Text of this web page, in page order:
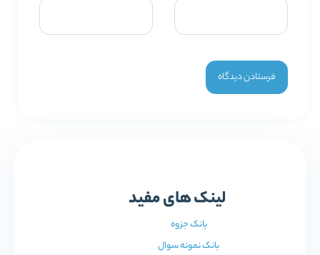
لینک های مفید
بانک جزوه
بانک نمونه سوال